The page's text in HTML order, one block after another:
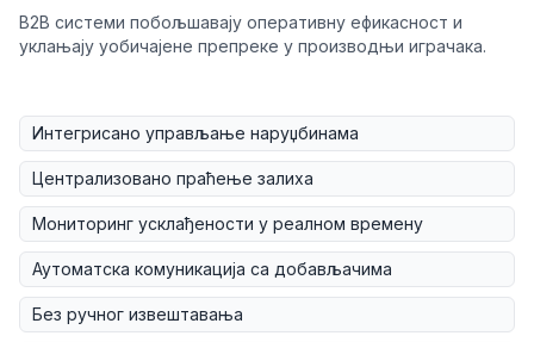
B2B системи побољшавају оперативну ефикасност и
уклањају уобичајене препреке у производњи играчака.
Интегрисано управљање наруџбинама
Централизовано праћење залиха
Мониторинг усклађености у реалном времену
Аутоматска комуникација са добављачима
Без ручног извештавања